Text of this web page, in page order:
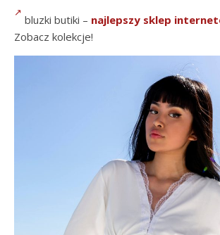
bluzki butiki – najlepszy sklep
Zobacz kolekcje!